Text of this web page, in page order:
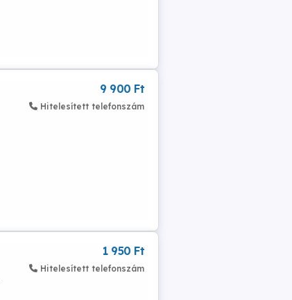
9 900 Ft
Hitelesített telefonszám
1 950 Ft
Hitelesített telefonszám